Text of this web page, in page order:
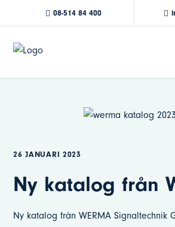
08-514 84 400
26 JANUARI 2023
Ny katalog från
Ny katalog från WERMA Signaltechnik